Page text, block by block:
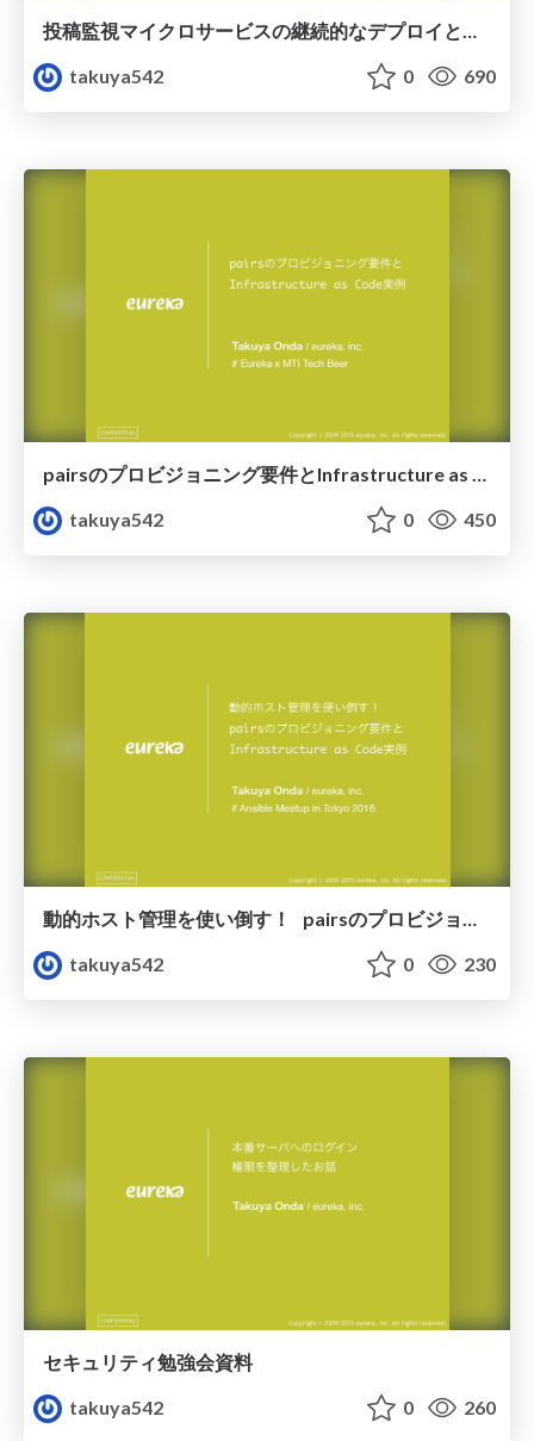
投稿監視マイクロサービスの継続的なデプロイと構成変更の実現手段の紹介
takuya542
0 690
pairsのプロビジョニング要件とInfrastructure as Code実例
takuya542
0 450
takuya542
0 230
セキュリティ勉強会資料
takuya542
0 260